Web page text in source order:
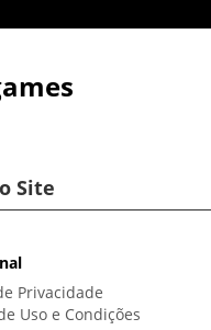
Site
Privacidade
Uso e Condições